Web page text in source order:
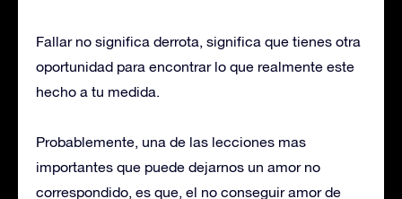
Fallar no significa derrota, significa que tienes otra
oportunidad para encontrar lo que realmente este
hecho a tu medida.
Probablemente, una de las lecciones mas
importantes que puede dejarnos un amor no
correspondido, es que, el no conseguir amor de